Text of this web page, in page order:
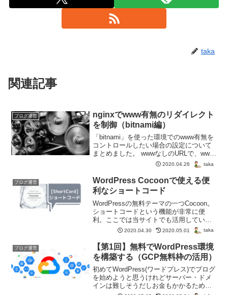
taka
関連記事
ブログ運営
nginxでwww有無のリダイレクト
を制御（bitnami編）
「bitnami」を使った環境でのwww有無を
コントロールしたい場合の設定について
まとめました。 wwwなしのURLで、www
ありのURLが表示可能となるように設定
2020.04.26 taka
ブログ運営
WordPress Cocoonで使える便
利なショートコード
WordPressの無料テーマの一つCocoon。
ショートコードという機能が非常に便
利。ここでは当サイトでも活用している
ショートコードを紹介。
2020.04.30 2020.05.01 taka
ブログ運営
【第1回】無料でWordPress環境
を構築する（GCP無料枠の活用）
初めてWordPress(ワードプレス)でブログ
を始めようと思うけれどサーバー・ドメ
インは難しそうだしお金もかかるためら